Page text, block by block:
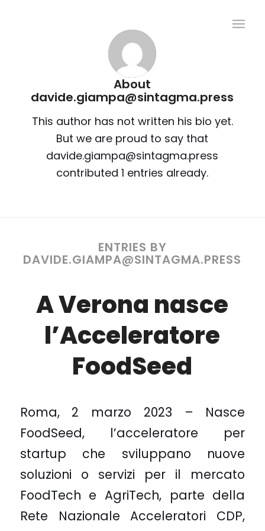
About
davide.giampa@sintagma.press
This author has not written his bio yet.
But we are proud to say that
davide.giampa@sintagma.press
contributed 1 entries already.
ENTRIES BY
DAVIDE.GIAMPA@SINTAGMA.PRESS
A Verona nasce
l’Acceleratore
FoodSeed
Roma, 2 marzo 2023 – Nasce
FoodSeed, l’acceleratore per
startup che sviluppano nuove
soluzioni o servizi per il mercato
FoodTech e AgriTech, parte della
Rete Nazionale Acceleratori CDP,